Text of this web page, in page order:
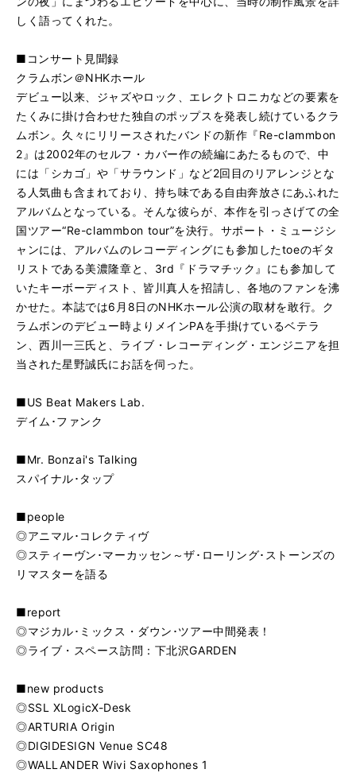
しく語ってくれた。
■コンサート見聞録
クラムボン＠NHKホール
デビュー以来、ジャズやロック、エレクトロニカなどの要素を
たくみに掛け合わせた独自のポップスを発表し続けているクラ
ムボン。久々にリリースされたバンドの新作『Re-clammbon
2』は2002年のセルフ・カバー作の続編にあたるもので、中
には「シカゴ」や「サラウンド」など2回目のリアレンジとな
る人気曲も含まれており、持ち味である自由奔放さにあふれた
アルバムとなっている。そんな彼らが、本作を引っさげての全
国ツアー“Re-clammbon tour”を決行。サポート・ミュージシ
ャンには、アルバムのレコーディングにも参加したtoeのギタ
リストである美濃隆章と、3rd『ドラマチック』にも参加して
いたキーボーディスト、皆川真人を招請し、各地のファンを沸
かせた。本誌では6月8日のNHKホール公演の取材を敢行。ク
ラムボンのデビュー時よりメインPAを手掛けているベテラ
ン、西川一三氏と、ライブ・レコーディング・エンジニアを担
当された星野誠氏にお話を伺った。
■US Beat Makers Lab.
デイム･ファンク
■Mr. Bonzai's Talking
スパイナル･タップ
■people
◎アニマル･コレクティヴ
◎スティーヴン･マーカッセン～ザ･ローリング･ストーンズの
リマスターを語る
■report
◎マジカル･ミックス・ダウン･ツアー中間発表！
◎ライブ・スペース訪問：下北沢GARDEN
■new products
◎SSL XLogicX-Desk
◎ARTURIA Origin
◎DIGIDESIGN Venue SC48
◎WALLANDER Wivi Saxophones 1